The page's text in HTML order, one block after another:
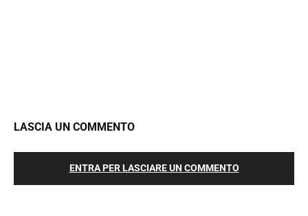
LASCIA UN COMMENTO
ENTRA PER LASCIARE UN COMMENTO